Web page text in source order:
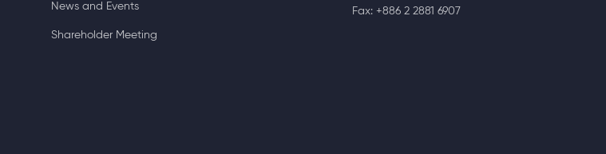
News and Events
Shareholder Meeting
Fax: +886 2 2881 6907